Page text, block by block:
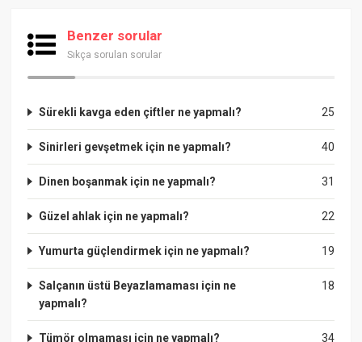
Benzer sorular
Sıkça sorulan sorular
25
Sürekli kavga eden çiftler ne yapmalı?
40
Sinirleri gevşetmek için ne yapmalı?
31
Dinen boşanmak için ne yapmalı?
22
Güzel ahlak için ne yapmalı?
19
Yumurta güçlendirmek için ne yapmalı?
18
Salçanın üstü Beyazlamaması için ne
yapmalı?
34
Tümör olmaması için ne yapmalı?